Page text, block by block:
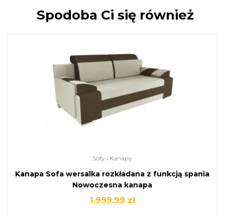
Spodoba Ci się również
Sofy i Kanapy
Kanapa Sofa wersalka rozkładana z funkcją spania
Nowoczesna kanapa
1,999.99 zł